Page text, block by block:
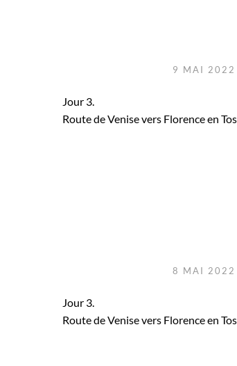
9 MAI 2022
Jour 3.
Route de Venise vers Florence en
8 MAI 2022
Jour 3.
Route de Venise vers Florence en